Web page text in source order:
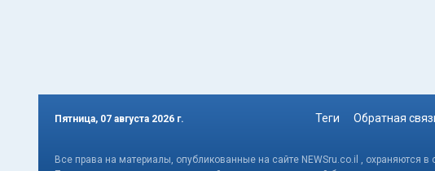
Пятница, 07 августа 2026 г. Теги Обратная
Все права на материалы, опубликованные на сайте NEWSru.co.il , охраняются